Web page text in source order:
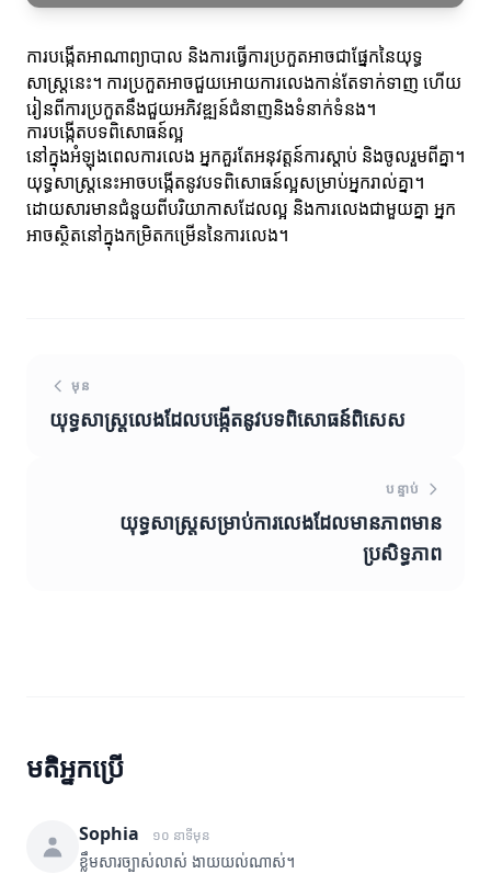
ការបង្កើតអាណាព្យាបាល និងការធ្វើការប្រកួតអាចជាផ្នែកនៃយុទ្ធ
សាស្ត្រនេះ។ ការប្រកួតអាចជួយអោយការលេងកាន់តែទាក់ទាញ ហើយ
រៀនពីការប្រកួតនឹងជួយអភិវឌ្ឍន៍ជំនាញនិងទំនាក់ទំនង។
ការបង្កើតបទពិសោធន៍ល្អ
នៅក្នុងអំឡុងពេលការលេង អ្នកគួរតែអនុវត្តន៍ការស្តាប់ និងចូលរួមពីគ្នា។
យុទ្ធសាស្ត្រនេះអាចបង្កើតនូវបទពិសោធន៍ល្អសម្រាប់អ្នករាល់គ្នា។
ដោយសារមានជំនួយពីបរិយាកាសដែលល្អ និងការលេងជាមួយគ្នា អ្នក
អាចស្ថិតនៅក្នុងកម្រិតកម្រើននៃការលេង។
មុន
យុទ្ធសាស្ត្រលេងដែលបង្កើតនូវបទពិសោធន៍ពិសេស
បន្ទាប់
យុទ្ធសាស្ត្រសម្រាប់ការលេងដែលមានភាពមាន
ប្រសិទ្ធភាព
មតិអ្នកប្រើ
Sophia ១០ នាទីមុន
ខ្លឹមសារច្បាស់លាស់ ងាយយល់ណាស់។